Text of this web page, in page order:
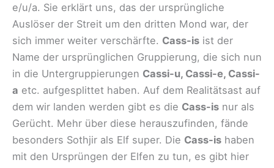
e/u/a. Sie erklärt uns, das der ursprüngliche
Auslöser der Streit um den dritten Mond war, der
sich immer weiter verschärfte. Cass-is ist der
Name der ursprünglichen Gruppierung, die sich nun
in die Untergruppierungen Cassi-u, Cassi-e, Cassi-
a etc. aufgesplittet haben. Auf dem Realitätsast auf
dem wir landen werden gibt es die Cass-is nur als
Gerücht. Mehr über diese herauszufinden, fände
besonders Sothjir als Elf super. Die Cass-is haben
mit den Ursprüngen der Elfen zu tun, es gibt hier